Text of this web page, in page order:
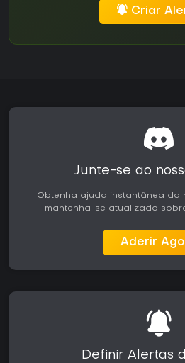
Criar
Junte-se ao
Obtenha ajuda instantânea da
mantenha-se atualizado
Aderir
Definir Alertas